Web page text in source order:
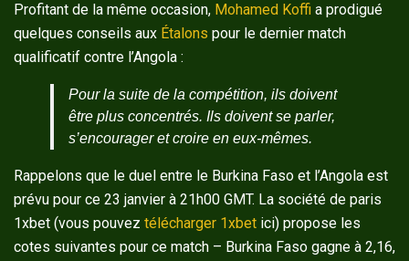
Profitant de la même occasion, Mohamed Koffi a prodigué
quelques conseils aux Étalons pour le dernier match
qualificatif contre l’Angola :
Pour la suite de la compétition, ils doivent
être plus concentrés. Ils doivent se parler,
s’encourager et croire en eux-mêmes.
Rappelons que le duel entre le Burkina Faso et l’Angola est
prévu pour ce 23 janvier à 21h00 GMT. La société de paris
1xbet (vous pouvez télécharger 1xbet ici) propose les
cotes suivantes pour ce match – Burkina Faso gagne à 2,16,